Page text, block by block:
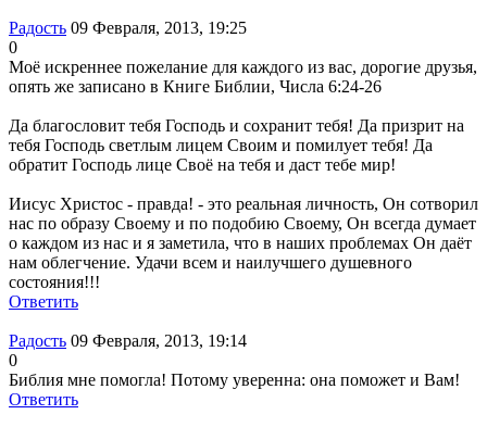
Радость 09 Февраля, 2013, 19:25
0
Моё искреннее пожелание для каждого из вас, дорогие друзья,
опять же записано в Книге Библии, Числа 6:24-26
Да благословит тебя Господь и сохранит тебя! Да призрит на
тебя Господь светлым лицем Своим и помилует тебя! Да
обратит Господь лице Своё на тебя и даст тебе мир!
Иисус Христос - правда! - это реальная личность, Он сотворил
нас по образу Своему и по подобию Своему, Он всегда думает
о каждом из нас и я заметила, что в наших проблемах Он даёт
нам облегчение. Удачи всем и наилучшего душевного
состояния!!!
Ответить
Радость 09 Февраля, 2013, 19:14
0
Библия мне помогла! Потому уверенна: она поможет и Вам!
Ответить